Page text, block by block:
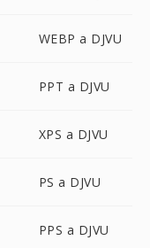
WEBP a DJVU
PPT a DJVU
XPS a DJVU
PS a DJVU
PPS a DJVU